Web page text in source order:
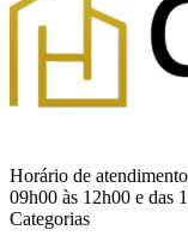
Horário de
09h00 às 12h00 e das
Categorias